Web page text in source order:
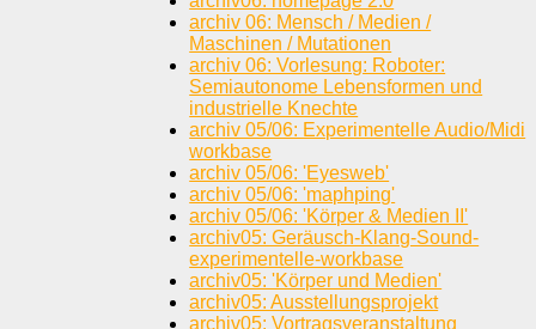
archiv 06: Mensch / Medien /
Maschinen / Mutationen
archiv 06: Vorlesung: Roboter:
Semiautonome Lebensformen und
industrielle Knechte
archiv 05/06: Experimentelle Audio/Midi
workbase
archiv 05/06: 'Eyesweb'
archiv 05/06: 'maphping'
archiv 05/06: 'Körper & Medien II'
archiv05: Geräusch-Klang-Sound-
experimentelle-workbase
archiv05: 'Körper und Medien'
archiv05: Ausstellungsprojekt
archiv05: Vortragsveranstaltung